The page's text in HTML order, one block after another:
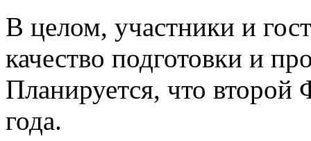
В целом, участники и
качество подготовки и
Планируется, что
года.